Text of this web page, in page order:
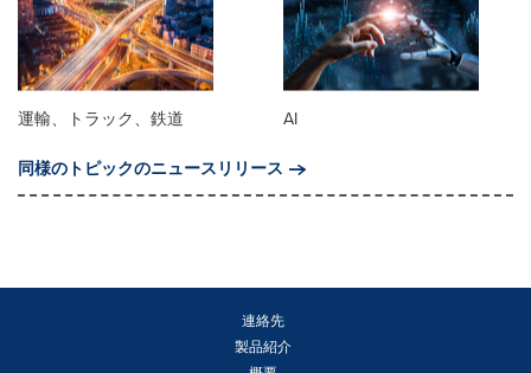
運輸、トラック、鉄道
AI
同様のトピックのニュースリリース
連絡先
製品紹介